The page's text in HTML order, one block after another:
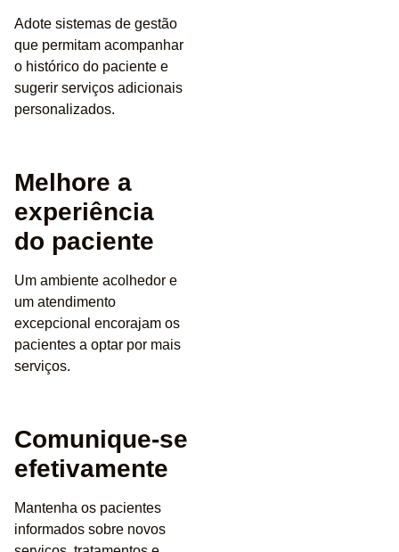
Adote sistemas de gestão
que permitam acompanhar
o histórico do paciente e
sugerir serviços adicionais
personalizados.
Melhore a
experiência
do paciente
Um ambiente acolhedor e
um atendimento
excepcional encorajam os
pacientes a optar por mais
serviços.
Comunique-se
efetivamente
Mantenha os pacientes
informados sobre novos